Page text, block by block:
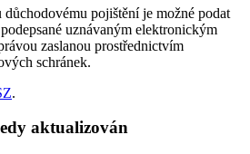
pojištění je možné podat
uznávaným elektronickým
zaslanou prostřednictvím
schránek.
.
aktualizován